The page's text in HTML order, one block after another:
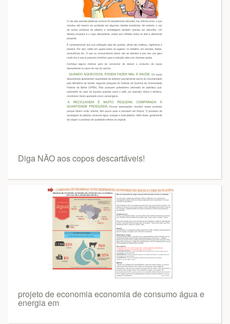
Diga NÃO aos copos descartáveis!
projeto de economia economia de consumo água e
energia em